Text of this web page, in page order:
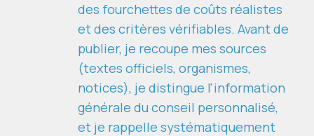
des fourchettes de coûts réalistes
et des critères vérifiables. Avant de
publier, je recoupe mes sources
(textes officiels, organismes,
notices), je distingue l'information
générale du conseil personnalisé,
et je rappelle systématiquement